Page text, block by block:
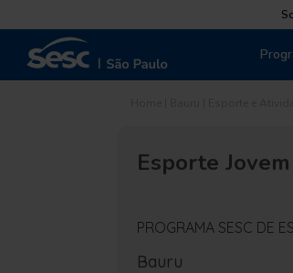
Esporte
PROGRAMA SESC DE
Bauru